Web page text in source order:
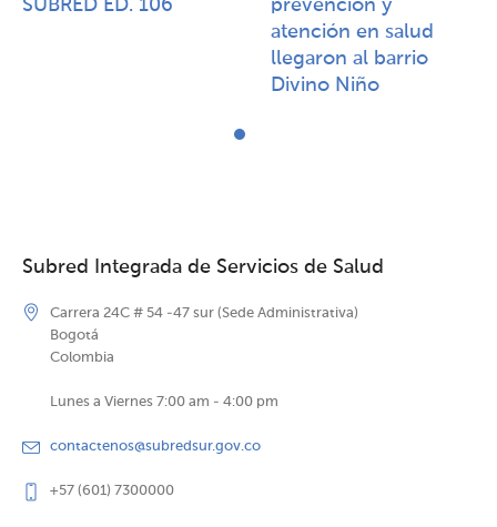
SUBRED ED. 106
prevención y
atención en salud
llegaron al barrio
Divino Niño
Subred Integrada de Servicios de Salud
Carrera 24C # 54 -47 sur (Sede Administrativa)
Bogotá
Colombia
Lunes a Viernes 7:00 am - 4:00 pm
contactenos@subredsur.gov.co
+57 (601) 7300000